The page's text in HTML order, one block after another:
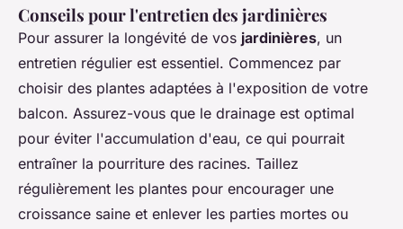
Conseils pour l'entretien des jardinières
Pour assurer la longévité de vos jardinières, un
entretien régulier est essentiel. Commencez par
choisir des plantes adaptées à l'exposition de votre
balcon. Assurez-vous que le drainage est optimal
pour éviter l'accumulation d'eau, ce qui pourrait
entraîner la pourriture des racines. Taillez
régulièrement les plantes pour encourager une
croissance saine et enlever les parties mortes ou